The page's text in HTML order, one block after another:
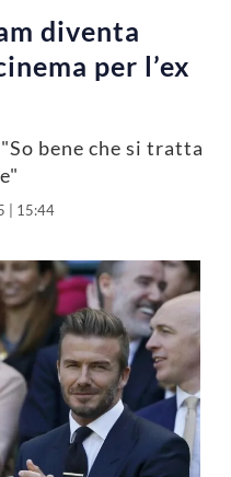
diventa
per l’ex
bene che si tratta
| 15:44